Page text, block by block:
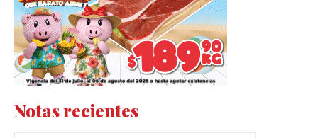
Notas recientes